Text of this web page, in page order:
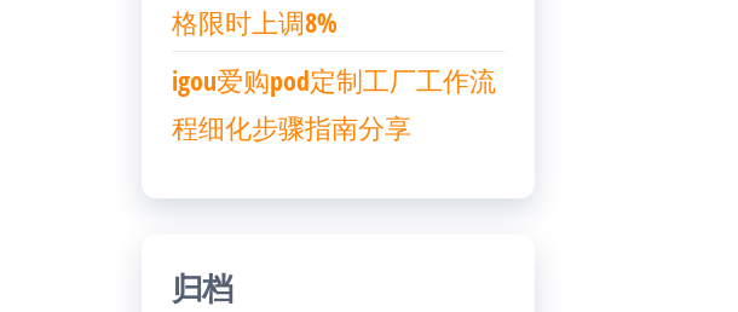
格限时上调8%
igou爱购pod定制工厂工作流
程细化步骤指南分享
归档